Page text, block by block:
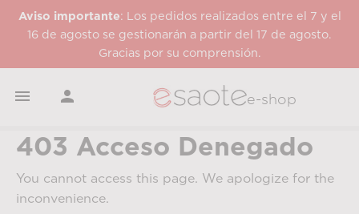
Aviso importante: Los pedidos realizados entre el 7 y el
16 de agosto se gestionarán a partir del 17 de agosto.
Gracias por su comprensión.
  e-shop
403 Acceso Denegado
You cannot access this page. We apologize for the
inconvenience.